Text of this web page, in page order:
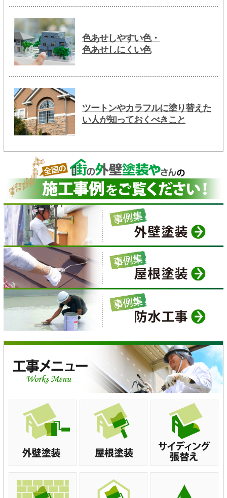
色あせしやすい色・
色あせしにくい色
ツートンやカラフルに塗り替えた
い人が知っておくべきこと